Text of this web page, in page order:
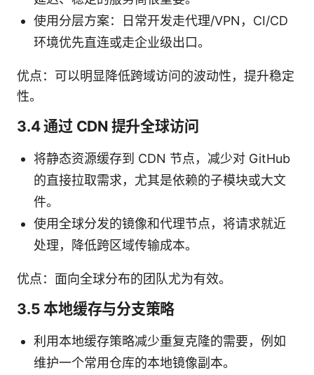
使用分层方案：日常开发走代理/VPN，CI/CD
环境优先直连或走企业级出口。
优点：可以明显降低跨域访问的波动性，提升稳定
性。
3.4 通过 CDN 提升全球访问
将静态资源缓存到 CDN 节点，减少对 GitHub
的直接拉取需求，尤其是依赖的子模块或大文
件。
使用全球分发的镜像和代理节点，将请求就近
处理，降低跨区域传输成本。
优点：面向全球分布的团队尤为有效。
3.5 本地缓存与分支策略
利用本地缓存策略减少重复克隆的需要，例如
维护一个常用仓库的本地镜像副本。